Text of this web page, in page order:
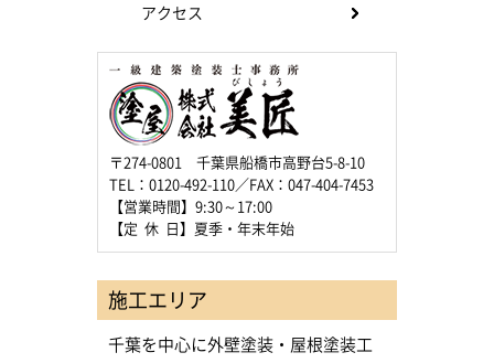
アクセス
〒274-0801 千葉県船橋市高野台5-8-10
TEL：0120-492-110／FAX：047-404-7453
【営業時間】9:30～17:00
【定 休 日】夏季・年末年始
施工エリア
千葉を中心に外壁塗装・屋根塗装工